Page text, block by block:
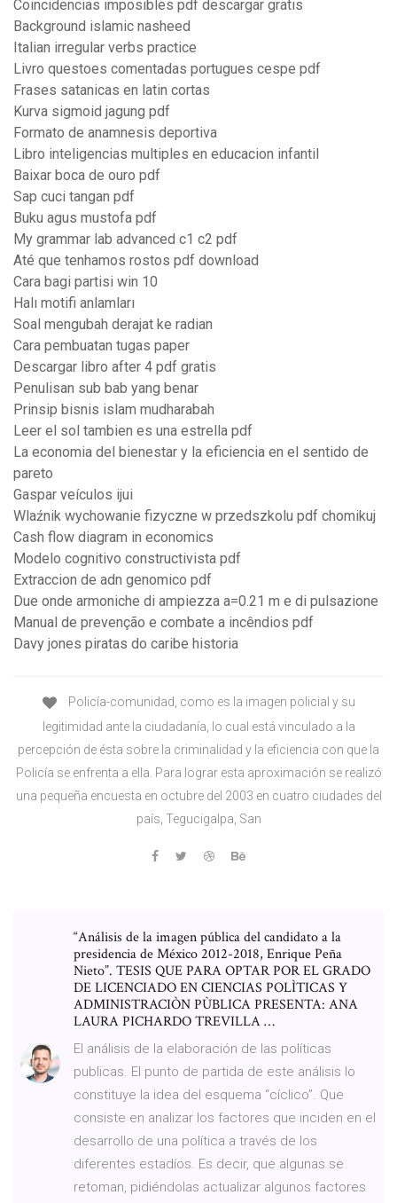
Coincidencias imposibles pdf descargar gratis
Background islamic nasheed
Italian irregular verbs practice
Livro questoes comentadas portugues cespe pdf
Frases satanicas en latin cortas
Kurva sigmoid jagung pdf
Formato de anamnesis deportiva
Libro inteligencias multiples en educacion infantil
Baixar boca de ouro pdf
Sap cuci tangan pdf
Buku agus mustofa pdf
My grammar lab advanced c1 c2 pdf
Até que tenhamos rostos pdf download
Cara bagi partisi win 10
Halı motifi anlamları
Soal mengubah derajat ke radian
Cara pembuatan tugas paper
Descargar libro after 4 pdf gratis
Penulisan sub bab yang benar
Prinsip bisnis islam mudharabah
Leer el sol tambien es una estrella pdf
La economia del bienestar y la eficiencia en el sentido de
pareto
Gaspar veículos ijui
Wlaźnik wychowanie fizyczne w przedszkolu pdf chomikuj
Cash flow diagram in economics
Modelo cognitivo constructivista pdf
Extraccion de adn genomico pdf
Due onde armoniche di ampiezza a=0.21 m e di pulsazione
Manual de prevenção e combate a incêndios pdf
Davy jones piratas do caribe historia
Policía-comunidad, como es la imagen policial y su
legitimidad ante la ciudadanía, lo cual está vinculado a la
percepción de ésta sobre la criminalidad y la eficiencia con que la
Policía se enfrenta a ella. Para lograr esta aproximación se realizó
una pequeña encuesta en octubre del 2003 en cuatro ciudades del
país, Tegucigalpa, San
“Análisis de la imagen pública del candidato a la
presidencia de México 2012-2018, Enrique Peña
Nieto”. TESIS QUE PARA OPTAR POR EL GRADO
DE LICENCIADO EN CIENCIAS POLÌTICAS Y
ADMINISTRACIÒN PÙBLICA PRESENTA: ANA
LAURA PICHARDO TREVILLA …
El análisis de la elaboración de las políticas
publicas. El punto de partida de este análisis lo
constituye la idea del esquema “cíclico”. Que
consiste en analizar los factores que inciden en el
desarrollo de una política a través de los
diferentes estadíos. Es decir, que algunas se
retoman, pidiéndolas actualizar algunos factores